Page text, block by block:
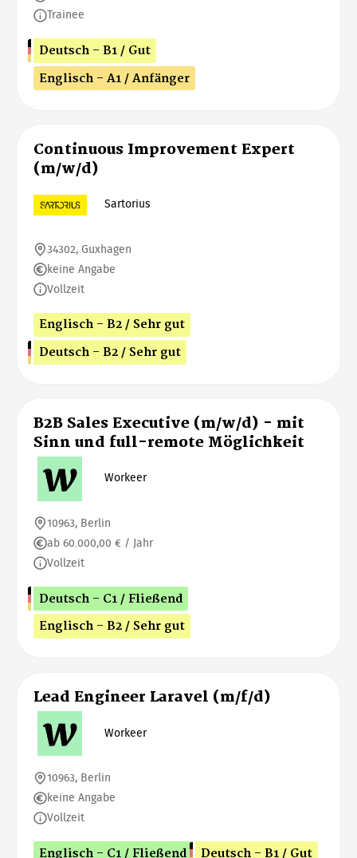
Trainee
Deutsch - B1 / Gut
Englisch - A1 / Anfänger
Continuous Improvement Expert
(m/w/d)
Sartorius
34302, Guxhagen
keine Angabe
Vollzeit
Englisch - B2 / Sehr gut
Deutsch - B2 / Sehr gut
B2B Sales Executive (m/w/d) - mit
Sinn und full-remote Möglichkeit
Workeer
10963, Berlin
ab 60.000,00 € / Jahr
Vollzeit
Deutsch - C1 / Fließend
Englisch - B2 / Sehr gut
Lead Engineer Laravel (m/f/d)
Workeer
10963, Berlin
keine Angabe
Vollzeit
Englisch - C1 / Fließend Deutsch - B1 / Gut